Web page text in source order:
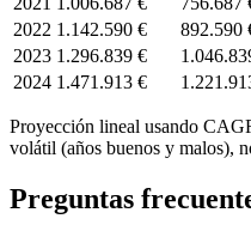
2022 1.142.590 €
892.590
2023 1.296.839 €
2024 1.471.913 €
Proyección lineal usando
volátil (años buenos y malos),
Preguntas